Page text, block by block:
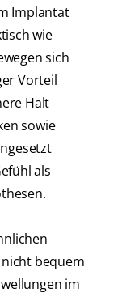
Implantat
wie
sich
Vorteil
Halt
sowie
als
bequem
im